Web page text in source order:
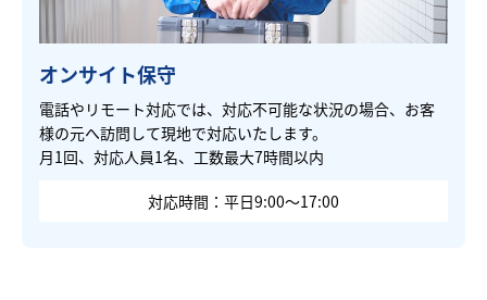
オンサイト保守
電話やリモート対応では、対応不可能な状況の場合、お客
様の元へ訪問して現地で対応いたします。
月1回、対応人員1名、工数最大7時間以内
対応時間：平日9:00～17:00